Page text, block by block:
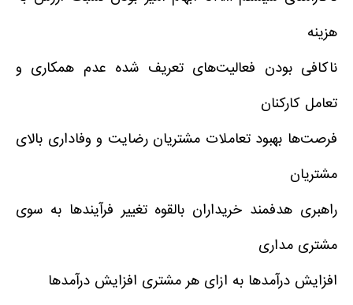
هزینه
ناکافی بودن فعالیت‌های تعریف شده عدم همکاری و
تعامل کارکنان
فرصت‌ها بهبود تعاملات مشتریان رضایت و وفاداری بالای
مشتریان
راهبری هدفمند خریداران بالقوه تغییر فرآیندها به سوی
مشتری مداری
افزایش درآمدها به ازای هر مشتری افزایش درآمدها